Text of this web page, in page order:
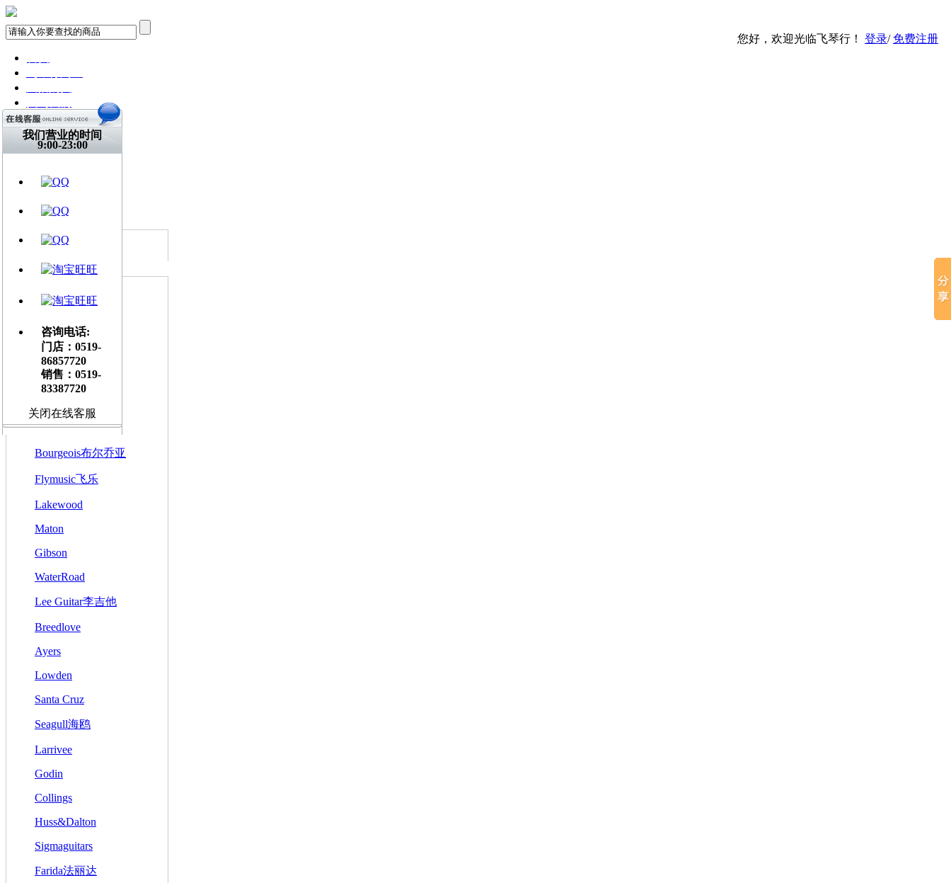
您好，欢迎光临飞琴行！ 登录/ 免费注册
关注微博
视频网站
文章资讯
交流平台
乐器周边
所有分类
Martin 马丁
Customshop
美产
墨西哥产
Taylor 泰勒
Bourgeois布尔乔亚
Flymusic飞乐
Lakewood
Maton
Gibson
WaterRoad
Lee Guitar李吉他
Breedlove
Ayers
Lowden
Santa Cruz
Seagull海鸥
Larrivee
Godin
Collings
Huss&Dalton
Sigmaguitars
Farida法丽达
我们营业的时间
9:00-23:00
咨询电话:
门店：0519-
86857720
销售：0519-
83387720
关闭在线客服